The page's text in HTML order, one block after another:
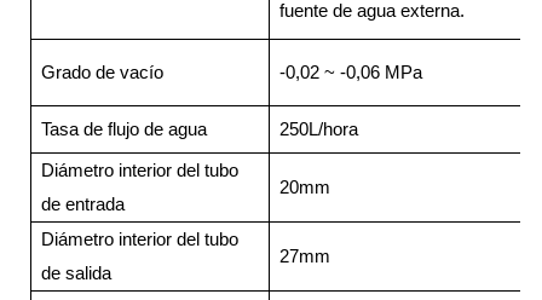
fuente de agua externa.
Grado de vacío -0,02 ~ -0,06 MPa
Tasa de flujo de agua 250L/hora
Diámetro interior del tubo
de entrada
20mm
Diámetro interior del tubo
de salida
27mm